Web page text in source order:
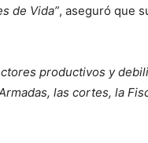
de Vida”, aseguró que
productivos y
las cortes, la